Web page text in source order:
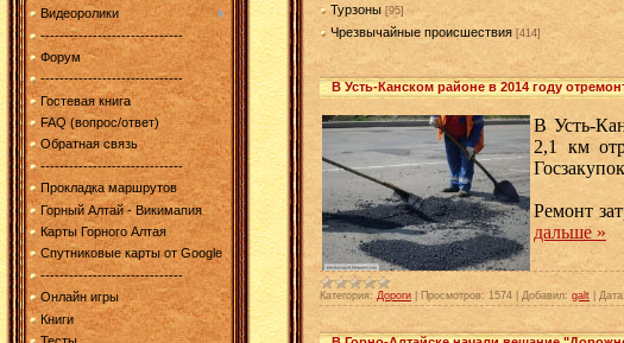
Видеоролики
------------------------------
Форум
------------------------------
Гостевая книга
FAQ (вопрос/ответ)
Обратная связь
------------------------------
Прокладка маршрутов
Горный Алтай - Викимапия
Карты Горного Алтая
Спутниковые карты от Google
------------------------------
Онлайн игры
Книги
Турзоны [95]
Чрезвычайные происшествия [414]
В Усть-Канском районе в 2014 году
В Усть-
2,1 км
Ремонт
дальше »
Категория: Дороги Просмотров: 1574 Добавил: galt Дата: